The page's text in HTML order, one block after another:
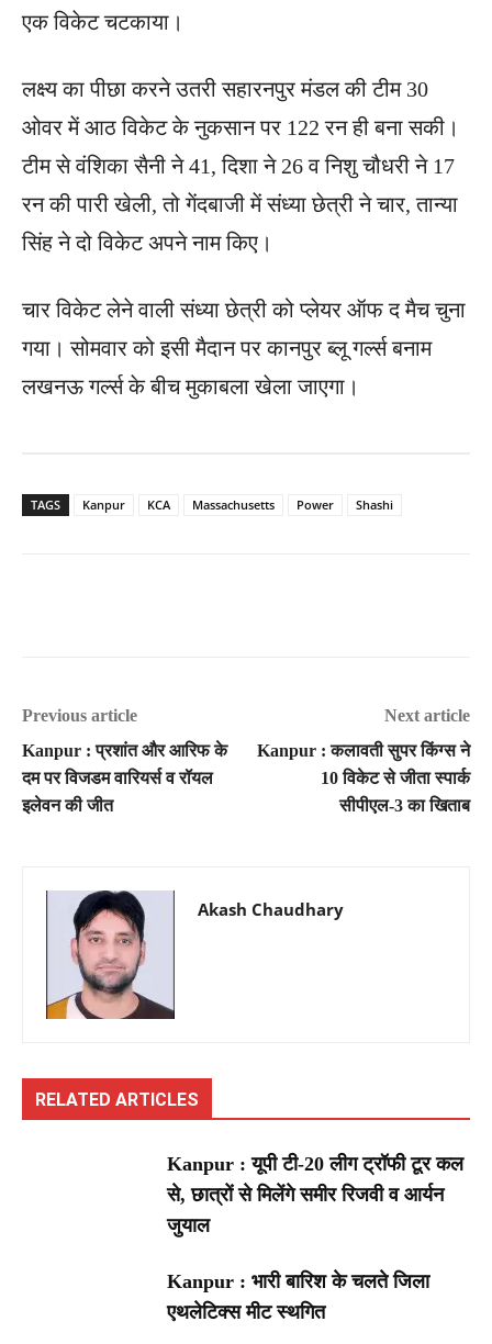
एक विकेट चटकाया।
लक्ष्य का पीछा करने उतरी सहारनपुर मंडल की टीम 30
ओवर में आठ विकेट के नुकसान पर 122 रन ही बना सकी।
टीम से वं​शिका सैनी ने 41, दिशा ने 26 व निशु चौधरी ने 17
रन की पारी खेली, तो गेंदबाजी में संध्या छेत्री ने चार, तान्या
सिंह ने दो विकेट अपने नाम किए।
चार विकेट लेने वाली संध्या छेत्री को प्लेयर ऑफ द मैच चुना
गया। सोमवार को इसी मैदान पर कानपुर ब्लू गर्ल्स बनाम
लखनऊ गर्ल्स के बीच मुकाबला खेला जाएगा।
TAGS Kanpur KCA Massachusetts Power Shashi
Previous article
Kanpur : प्रशांत और आरिफ के
दम पर विजडम वारियर्स व रॉयल
इलेवन की जीत
Next article
Kanpur : कलावती सुपर किंग्स ने
10 विकेट से जीता स्पार्क
सीपीएल-3 का खिताब
Akash Chaudhary
RELATED ARTICLES
Kanpur : यूपी टी-20 लीग ट्रॉफी टूर कल
से, छात्रों से मिलेंगे समीर रिजवी व आर्यन
जुयाल
Kanpur : भारी बारिश के चलते जिला
एथलेटिक्स मीट स्थगित